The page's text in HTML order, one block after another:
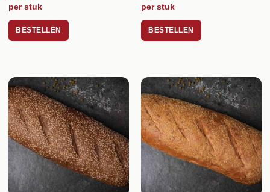
per stuk
BESTELLEN
per stuk
BESTELLEN